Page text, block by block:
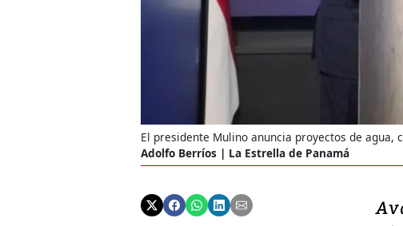
El presidente Mulino anuncia proyectos de
Adolfo Berríos | La Estrella de Panamá